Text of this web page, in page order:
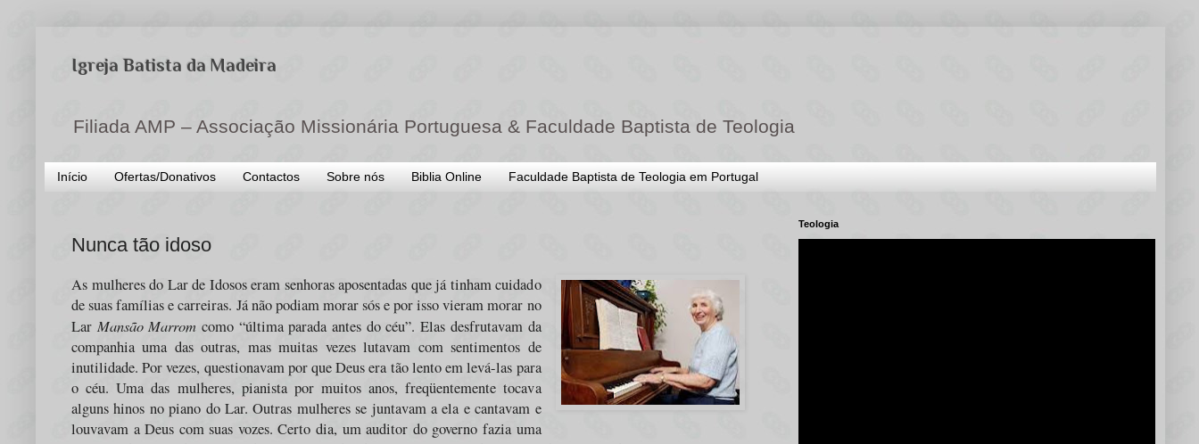
Igreja Batista da Madeira
Filiada AMP – Associação Missionária Portuguesa & Faculdade Baptista de Teologia
Início Ofertas/Donativos Contactos Sobre nós Biblia Online Faculdade Baptista de Teologia em Portugal
Nunca tão idoso
As mulheres do Lar de Idosos eram senhoras aposentadas que já tinham cuidado
de suas famílias e carreiras. Já não podiam morar sós e por isso vieram morar no
Lar Mansão Marrom como “última parada antes do céu”. Elas desfrutavam da
companhia uma das outras, mas muitas vezes lutavam com sentimentos de
inutilidade. Por vezes, questionavam por que Deus era tão lento em levá-las para
o céu. Uma das mulheres, pianista por muitos anos, freqüentemente tocava
alguns hinos no piano do Lar. Outras mulheres se juntavam a ela e cantavam e
louvavam a Deus com suas vozes. Certo dia, um auditor do governo fazia uma
Teologia